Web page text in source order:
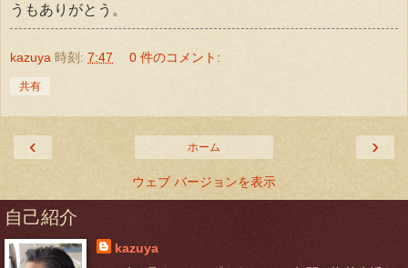
うもありがとう。
kazuya 時刻: 7:47 0 件のコメント:
共有
‹ ›
ホーム
ウェブ バージョンを表示
自己紹介
kazuya